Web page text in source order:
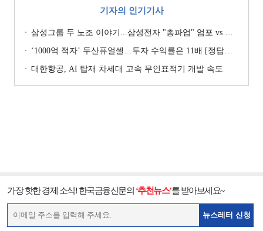
기자의 인기기사
삼성그룹 두 노조 이야기...삼성전자 "총파업" 엄포 vs 삼성重 '노사 원팀' 자처
‘1000억 적자’ 두산퓨얼셀…투자 수익률은 11배 [정답은 TSR]
대한항공, AI 탑재 차세대 고속 무인표적기 개발 속도
가장 핫한 경제 소식! 한국금융신문의 ‘추천뉴스’를 받아보세요~
뉴스레터 신청